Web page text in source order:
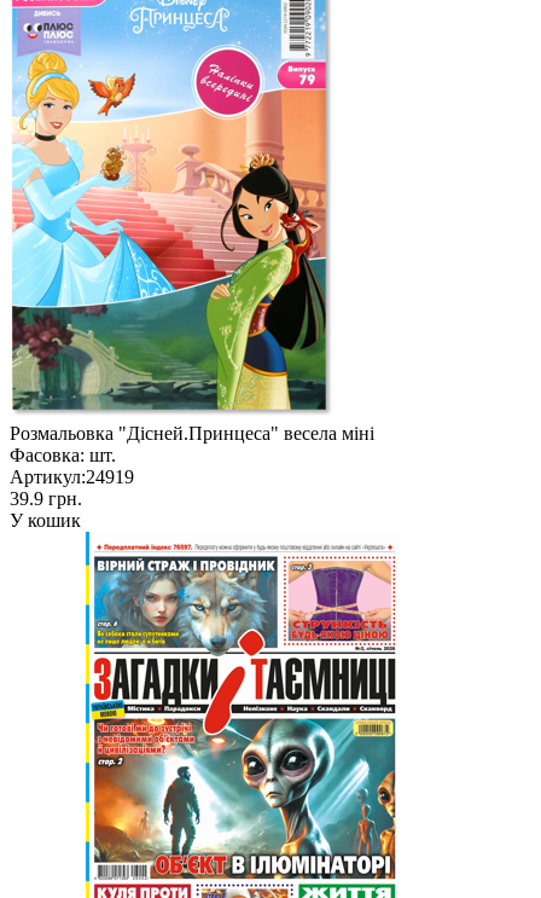
Розмальовка "Дісней.Принцеса" весела міні
Фасовка: шт.
Артикул:24919
39.9 грн.
У кошик